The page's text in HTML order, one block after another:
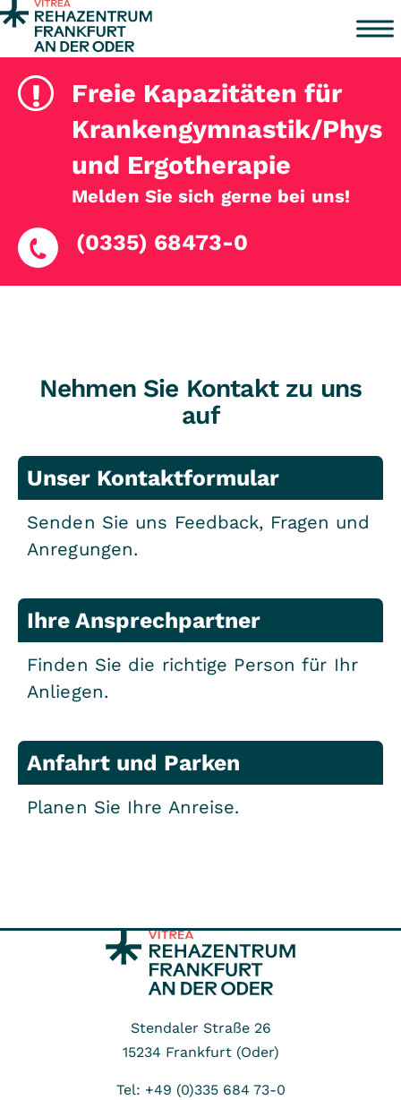
Zum Inhalt springen
!
Freie Kapazitäten für
Krankengymnastik/
und Ergotherapie
Melden Sie sich gerne bei uns!
(0335) 68473-0
Nehmen Sie Kontakt zu uns
auf
Unser Kontaktformular
Senden Sie uns Feedback, Fragen und
Anregungen.
Ihre Ansprechpartner
Finden Sie die richtige Person für Ihr
Anliegen.
Anfahrt und Parken
Planen Sie Ihre Anreise.
Stendaler Straße 26
15234 Frankfurt (Oder)
Tel: +49 (0)335 684 73-0